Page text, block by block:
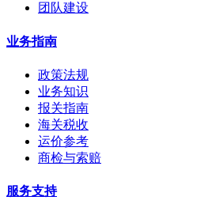
团队建设
业务指南
政策法规
业务知识
报关指南
海关税收
运价参考
商检与索赔
服务支持